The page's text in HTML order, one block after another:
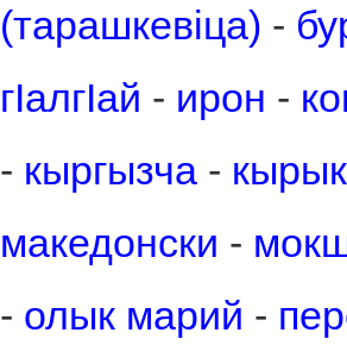
(тарашкевіца) -
гӀалгӀай - ирон -
- кыргызча -
македонски -
- олык марий -